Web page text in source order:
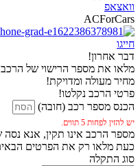
וואצאפ
ACForCars
חייגו
דבר אחרון!
מלאו את מספר הרישוי של
מחיר מעולה ומדויקת!
פרטי הרכב נקלטו!
הכנס מספר רכב (חובה)
יש להזין לפחות 5 תווים.
מספר הרכב אינו תקין, אנא נסה
כעת מלאו רק את הפרטים הבאים
סוג התקלה